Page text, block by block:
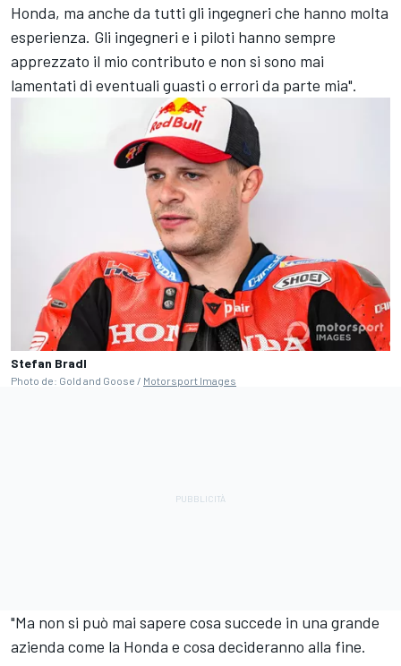
Honda, ma anche da tutti gli ingegneri che hanno molta
esperienza. Gli ingegneri e i piloti hanno sempre
apprezzato il mio contributo e non si sono mai
lamentati di eventuali guasti o errori da parte mia".
Stefan Bradl
Photo de: Gold and Goose / Motorsport Images
"Ma non si può mai sapere cosa succede in una grande
azienda come la Honda e cosa decideranno alla fine.